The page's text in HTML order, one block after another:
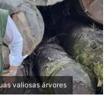
valiosas árvores